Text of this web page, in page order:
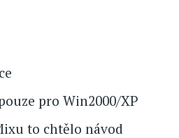
pro Win2000/XP
to chtělo návod